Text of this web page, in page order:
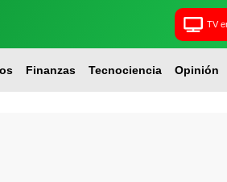
TV
Finanzas Tecnociencia Opinión